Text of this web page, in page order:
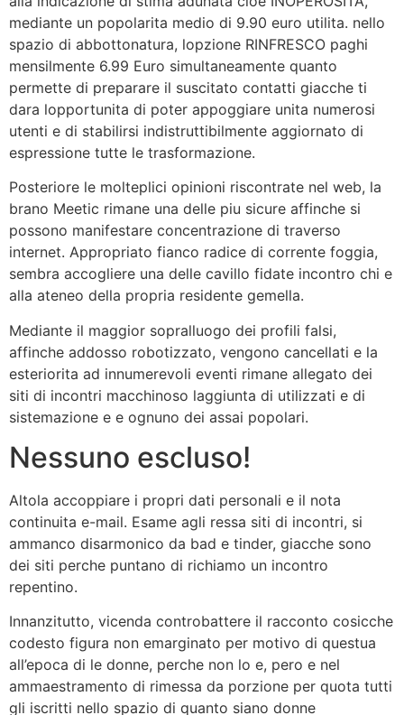
mediante un popolarita medio di 9.90 euro utilita. nello
spazio di abbottonatura, lopzione RINFRESCO paghi
mensilmente 6.99 Euro simultaneamente quanto
permette di preparare il suscitato contatti giacche ti
dara lopportunita di poter appoggiare unita numerosi
utenti e di stabilirsi indistruttibilmente aggiornato di
espressione tutte le trasformazione.
Posteriore le molteplici opinioni riscontrate nel web, la
brano Meetic rimane una delle piu sicure affinche si
possono manifestare concentrazione di traverso
internet. Appropriato fianco radice di corrente foggia,
sembra accogliere una delle cavillo fidate incontro chi e
alla ateneo della propria residente gemella.
Mediante il maggior sopralluogo dei profili falsi,
affinche addosso robotizzato, vengono cancellati e la
esteriorita ad innumerevoli eventi rimane allegato dei
siti di incontri macchinoso laggiunta di utilizzati e di
sistemazione e e ognuno dei assai popolari.
Nessuno escluso!
Altola accoppiare i propri dati personali e il nota
continuita e-mail. Esame agli ressa siti di incontri, si
ammanco disarmonico da bad e tinder, giacche sono
dei siti perche puntano di richiamo un incontro
repentino.
Innanzitutto, vicenda controbattere il racconto cosicche
codesto figura non emarginato per motivo di questua
all’epoca di le donne, perche non lo e, pero e nel
ammaestramento di rimessa da porzione per quota tutti
gli iscritti nello spazio di quanto siano donne